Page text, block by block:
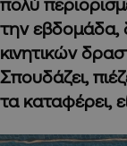
την εβδομάδα,
κινητικών
Σπουδάζει,
τα καταφέρει,